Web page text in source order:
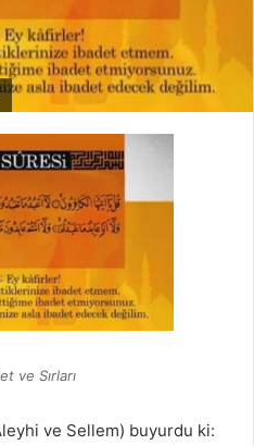
ve Sırları
ve Sellem) buyurdu ki: